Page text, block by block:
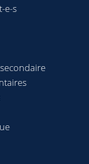
e-s